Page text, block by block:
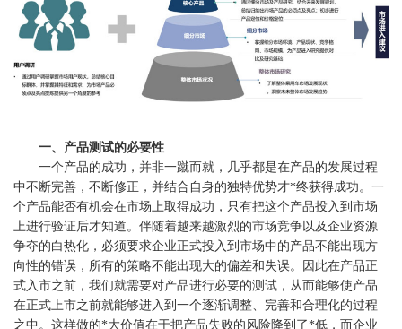
一、产品测试的必要性
一个产品的成功，并非一蹴而就，几乎都是在产品的发展过程
中不断完善，不断修正，并结合自身的独特优势才*终获得成功。一
个产品能否有机会在市场上取得成功，只有把这个产品投入到市场
上进行验证后才知道。伴随着越来越激烈的市场竞争以及企业资源
争夺的白热化，必须要求企业正式投入到市场中的产品不能出现方
向性的错误，所有的策略不能出现大的偏差和失误。因此在产品正
式入市之前，我们就需要对产品进行必要的测试，从而能够使产品
在正式上市之前就能够进入到一个逐渐调整、完善和合理化的过程
之中。这样做的*大价值在于把产品失败的风险降到了*低，而企业